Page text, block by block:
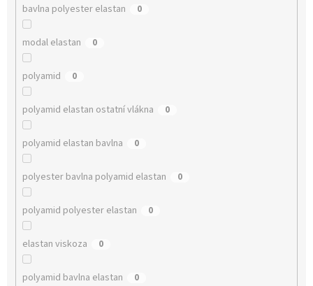
bavlna polyester elastan 0
modal elastan 0
polyamid 0
polyamid elastan ostatní vlákna 0
polyamid elastan bavlna 0
polyester bavlna polyamid elastan 0
polyamid polyester elastan 0
elastan viskoza 0
polyamid bavlna elastan 0